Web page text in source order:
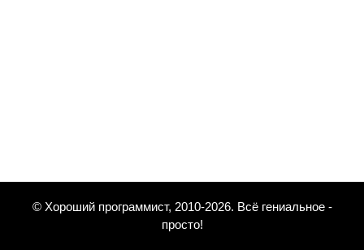
© Хороший программист, 2010-2026. Всё гениальное -
просто!